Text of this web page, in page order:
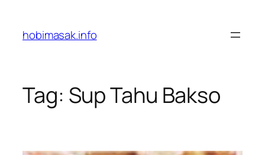
content
hobimasak.info
Tag: Sup Tahu Bakso